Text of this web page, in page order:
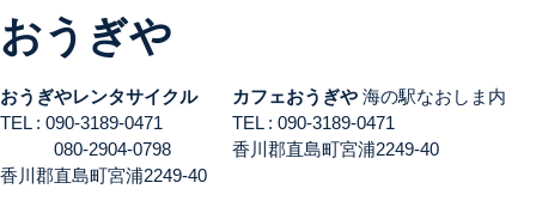
おうぎや
おうぎやレンタサイクル
TEL : 090-3189-0471
080-2904-0798
香川郡直島町宮浦2249-40
カフェおうぎや 海の駅なおしま内
TEL : 090-3189-0471
香川郡直島町宮浦2249-40